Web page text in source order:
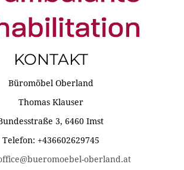
KONTAKT
Büromöbel Oberland
Thomas Klauser
3, 6460 Imst
Telefon: +436602629745
oberland.at